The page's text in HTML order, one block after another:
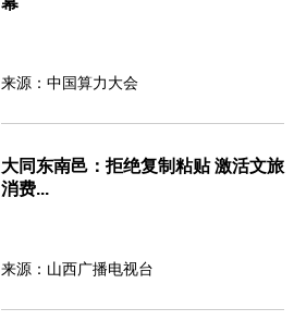
来源：中国算力大会
大同东南邑：拒绝复制粘贴 激活文旅
消费...
来源：山西广播电视台